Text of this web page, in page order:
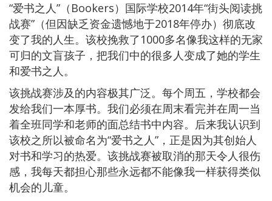
“爱书之人”（Bookers）国际学校2014年“街头阅读挑
战赛”（但因缺乏资金遗憾地于2018年停办）彻底改
变了我的人生。该校挽救了1000多名像我这样的无家
可归的文盲孩子，把我们中的很多人变成了她的学生
和爱书之人。
该挑战赛涉及的内容极其广泛。每个周五，学校都会
发给我们一本厚书。我们必须在周末看完并在周一当
着全班同学和老师的面总结书中内容。后来我认识到
该校之所以被命名为“爱书之人”，正是因为其创始人
对书和学习的热爱。该挑战赛被取消的那天令人很伤
感，我每天都担心那些永远都不能像我一样获得类似
机会的儿童。